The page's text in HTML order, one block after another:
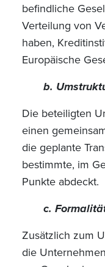
befindliche
Verteilung von
haben,
Europäische
b.
Die beteiligten
einen
die geplante
bestimmte, im
Punkte abdeckt.
c.
Zusätzlich zum
die